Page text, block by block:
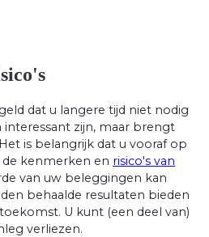
dat u langere tijd niet nodig
zijn, maar brengt
is belangrijk dat u vooraf op
kenmerken en risico's van
van uw beleggingen kan
behaalde resultaten bieden
U kunt (een deel van)
verliezen.